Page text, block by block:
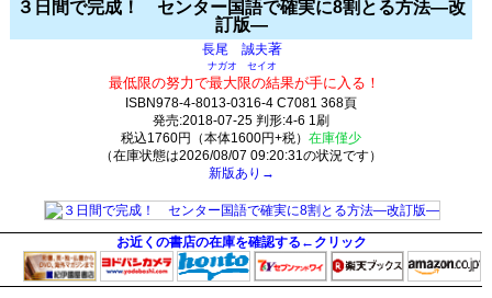
３日間で完成！ センター国語で確実に8割とる方法―改
訂版―
長尾 誠夫著
ナガオ セイオ
最低限の努力で最大限の結果が手に入る！
ISBN978-4-8013-0316-4 C7081 368頁
発売:2018-07-25 判形:4-6 1刷
税込1760円（本体1600円+税）在庫僅少
（在庫状態は2026/08/07 09:20:31の状況です）
新版あり→
お近くの書店の在庫を確認する←クリック